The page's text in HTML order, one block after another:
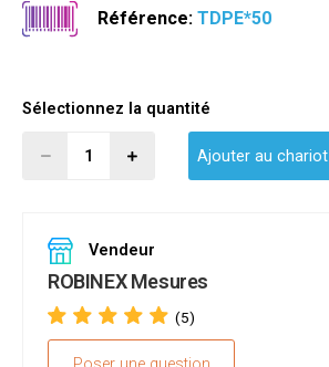
Référence:TDPE*50
Sélectionnez la quantité
Ajouter au chariot
Vendeur
ROBINEX Mesures
(5)